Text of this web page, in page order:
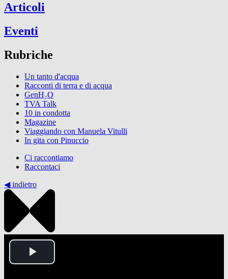
Articoli
Eventi
Rubriche
Un tanto d'acqua
Racconti di terra e di acqua
GenH₂O
TVA Talk
10 in condotta
Magazine
Viaggiando con Manuela Vitulli
In gita con Pinuccio
Ci raccontiamo
Raccontaci
◀︎ indietro
Play